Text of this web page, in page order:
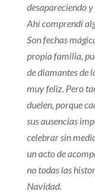
desapareciendo
Ahí comprendí
Son fechas
propia familia,
de diamantes de
muy feliz. Pero
duelen, porque
sus ausencias
celebrar sin
un acto de
no todas las
Navidad.